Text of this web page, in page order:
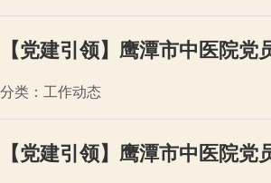
【党建引领】鹰潭市中医院
分类：工作动态
【党建引领】鹰潭市中医院